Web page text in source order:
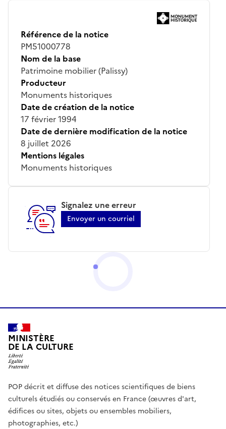
Référence de la notice
PM51000778
Nom de la base
Patrimoine mobilier (Palissy)
Producteur
Monuments historiques
Date de création de la notice
17 février 1994
Date de dernière modification de la notice
8 juillet 2026
Mentions légales
Monuments historiques
Signalez une erreur
Envoyer un courriel
MINISTÈRE
DE LA CULTURE
POP décrit et diffuse des notices scientifiques de biens
culturels étudiés ou conservés en France (œuvres d'art,
édifices ou sites, objets ou ensembles mobiliers,
photographies, etc.)